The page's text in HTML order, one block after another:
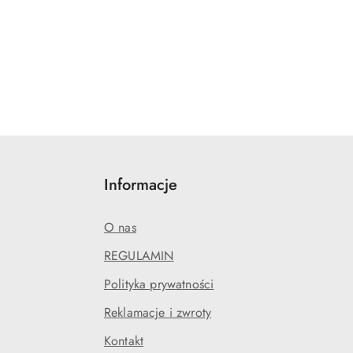
Informacje
O nas
REGULAMIN
Polityka prywatności
Reklamacje i zwroty
Kontakt